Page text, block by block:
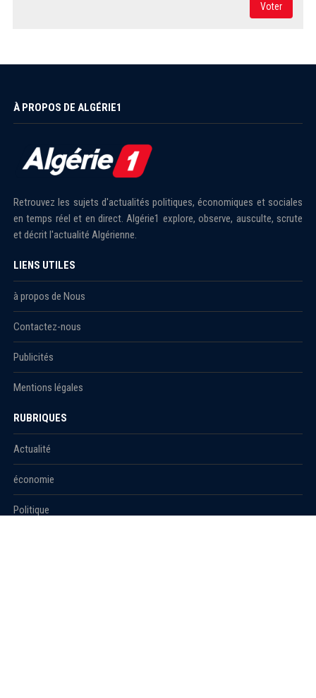
Voter
À PROPOS DE ALGÉRIE1
Retrouvez les sujets d'actualités politiques, économiques et sociales
en temps réel et en direct. Algérie1 explore, observe, ausculte, scrute
et décrit l'actualité Algérienne.
LIENS UTILES
à propos de Nous
Contactez-nous
Publicités
Mentions légales
RUBRIQUES
Actualité
économie
Politique